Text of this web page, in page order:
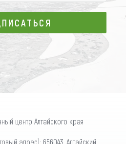
центр Алтайского края
адрес): 656043, Алтайский